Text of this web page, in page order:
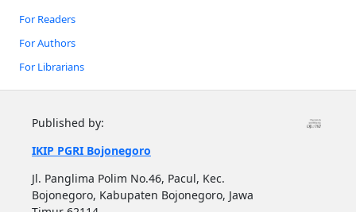
For Readers
For Authors
For Librarians
Published by:
IKIP PGRI Bojonegoro
Jl. Panglima Polim No.46, Pacul, Kec.
Bojonegoro, Kabupaten Bojonegoro, Jawa